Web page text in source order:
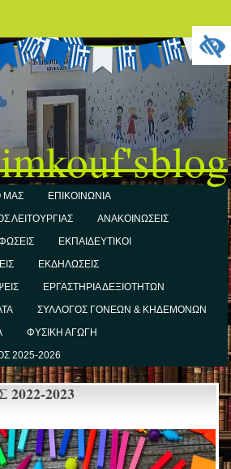
ΜΑΣ
ΕΠΙΚΟΙΝΩΝΙΑ
ΛΕΙΤΟΥΡΓΙΑΣ
ΑΝΑΚΟΙΝΩΣΕΙΣ
ΕΚΠΑΙΔΕΥΤΙΚΟΙ
ΕΚΔΗΛΩΣΕΙΣ
ΕΡΓΑΣΤΗΡΙΑ ΔΕΞΙΟΤΗΤΩΝ
ΣΥΛΛΟΓΟΣ ΓΟΝΕΩΝ & ΚΗΔΕΜΟΝΩΝ
ΦΥΣΙΚΗ ΑΓΩΓΗ
2025-2026
2023